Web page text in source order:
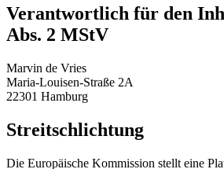
Verantwortlich für den
Abs. 2 MStV
Marvin de Vries
Maria-Louisen-Straße 2A
22301 Hamburg
Streitschlichtung
Die Europäische Kommission stellt eine